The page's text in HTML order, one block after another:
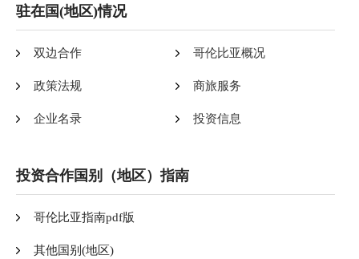
驻在国(地区)情况
双边合作 哥伦比亚概况
政策法规 商旅服务
企业名录 投资信息
投资合作国别（地区）指南
哥伦比亚指南pdf版
其他国别(地区)